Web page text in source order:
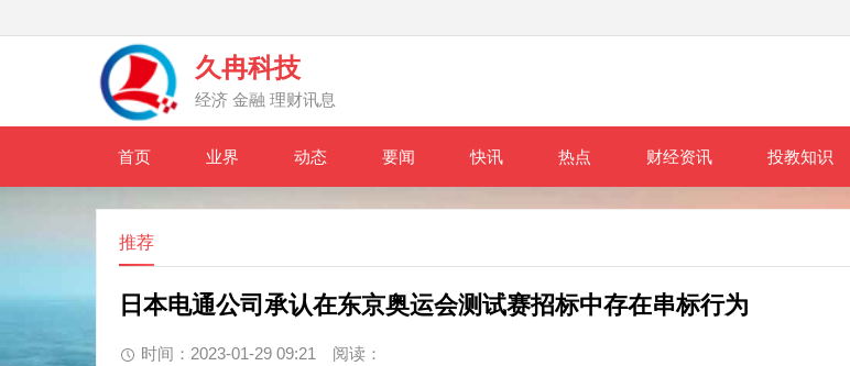
久冉科技
经济 金融 理财讯息
首页 业界 动态 要闻 快讯 热点 财经资讯 投教知识
推荐
日本电通公司承认在东京奥运会测试赛招标中存在串标行为
时间：2023-01-29 09:21 阅读：